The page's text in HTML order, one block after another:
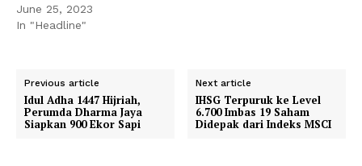
June 25, 2023
In "Headline"
Previous article
Idul Adha 1447 Hijriah,
Perumda Dharma Jaya
Siapkan 900 Ekor Sapi
Next article
IHSG Terpuruk ke Level
6.700 Imbas 19 Saham
Didepak dari Indeks MSCI